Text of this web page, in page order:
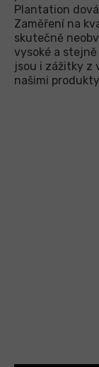
Plantation
Zaměření na
skutečně
vysoké a
jsou i zážitky z
našimi